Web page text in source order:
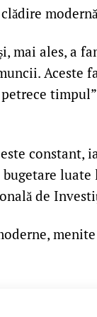
mai ales, a
Aceste
constant,
de
menite